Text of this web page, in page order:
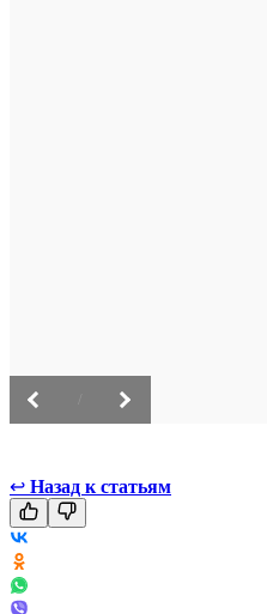
↩ Назад к статьям